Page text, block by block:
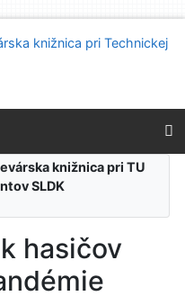
knižnica pri TU
SLDK
hasičov